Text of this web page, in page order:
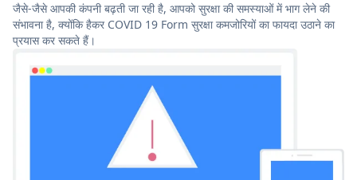
जैसे-जैसे आपकी कंपनी बढ़ती जा रही है, आपको सुरक्षा की समस्याओं में भाग लेने की
संभावना है, क्योंकि हैकर COVID 19 Form सुरक्षा कमजोरियों का फायदा उठाने का
प्रयास कर सकते हैं।